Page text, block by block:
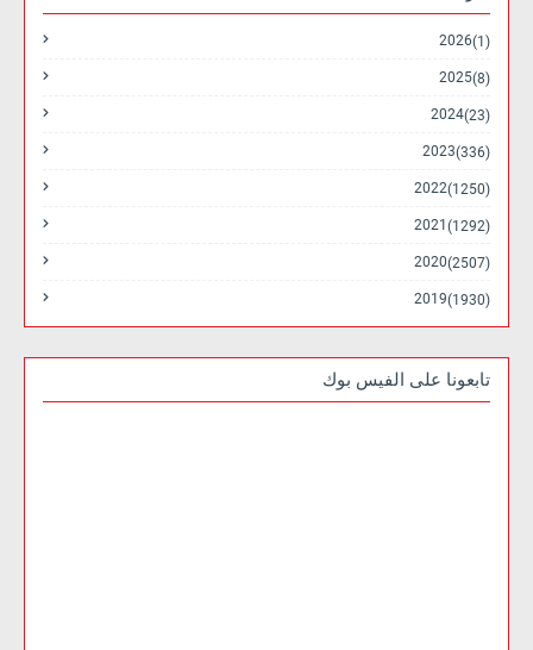
2026 (1)
2025 (8)
2024 (23)
2023 (336)
2022 (1250)
2021 (1292)
2020 (2507)
2019 (1930)
تابعونا على الفيس بوك